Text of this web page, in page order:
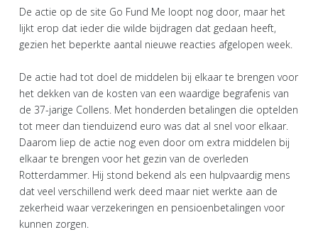
De actie op de site Go Fund Me loopt nog door, maar het
lijkt erop dat ieder die wilde bijdragen dat gedaan heeft,
gezien het beperkte aantal nieuwe reacties afgelopen week.
De actie had tot doel de middelen bij elkaar te brengen voor
het dekken van de kosten van een waardige begrafenis van
de 37-jarige Collens. Met honderden betalingen die optelden
tot meer dan tienduizend euro was dat al snel voor elkaar.
Daarom liep de actie nog even door om extra middelen bij
elkaar te brengen voor het gezin van de overleden
Rotterdammer. Hij stond bekend als een hulpvaardig mens
dat veel verschillend werk deed maar niet werkte aan de
zekerheid waar verzekeringen en pensioenbetalingen voor
kunnen zorgen.